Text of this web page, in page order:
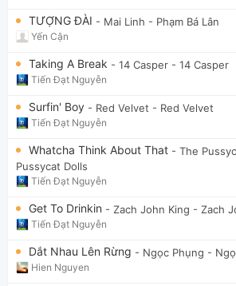
TƯỢNG ĐÀI - Mai Linh - Phạm Bá Lân
Yến Cận
Taking A Break - 14 Casper - 14 Casper
Tiến Đạt Nguyễn
Surfin' Boy - Red Velvet - Red Velvet
Tiến Đạt Nguyễn
Whatcha Think About That - The
Pussycat Dolls
Tiến Đạt Nguyễn
Get To Drinkin - Zach John King - Zach
Tiến Đạt Nguyễn
Dắt Nhau Lên Rừng - Ngọc Phụng -
Hien Nguyen